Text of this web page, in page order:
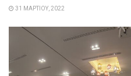
31 ΜΑΡΤΊΟΥ, 2022